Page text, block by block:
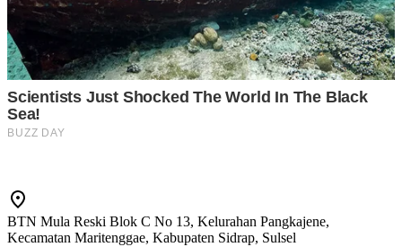
BTN Mula Reski Blok C No 13, Kelurahan Pangkajene,
Kecamatan Maritenggae, Kabupaten Sidrap, Sulsel